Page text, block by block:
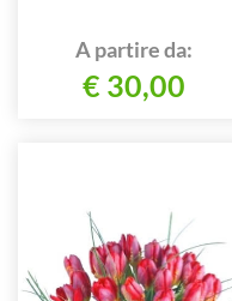
A partire da:
€ 30,00